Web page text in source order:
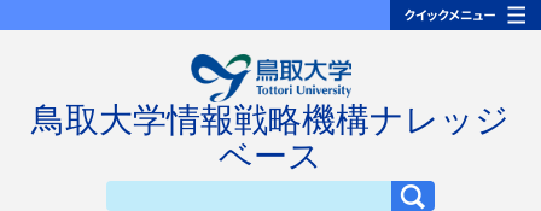
鳥取大学情報戦略機構ナレッジ
ベース